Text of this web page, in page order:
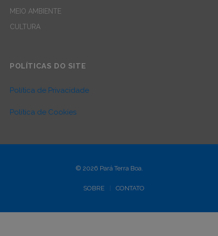
MEIO AMBIENTE
CULTURA
POLÍTICAS DO SITE
Política de Privacidade
Política de Cookies
© 2026 Pará Terra Boa.
SOBRE CONTATO